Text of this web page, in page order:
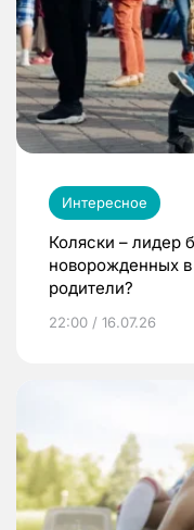
Интересное
Коляски – лидер
новорожденных
родители?
22:00 / 16.07.26